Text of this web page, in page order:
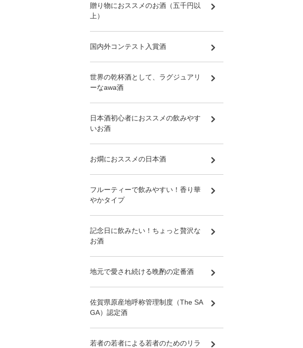
贈り物におススメのお酒（五千円以
上）
国内外コンテスト入賞酒
世界の乾杯酒として、ラグジュアリ
ーなawa酒
日本酒初心者におススメの飲みやす
いお酒
お燗におススメの日本酒
フルーティーで飲みやすい！香り華
やかタイプ
記念日に飲みたい！ちょっと贅沢な
お酒
地元で愛され続ける晩酌の定番酒
佐賀県原産地呼称管理制度（The SA
GA）認定酒
若者の若者による若者のためのリラ